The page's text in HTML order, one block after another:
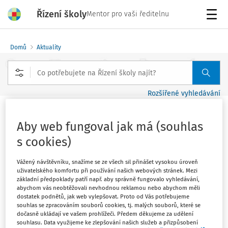
Řízení školyMentor pro vaši ředitelnu
Domů Aktuality
Rozšířené vyhledávání
Družení 2023
Vydáno:
29. 5. 2023
1 minuta čtení
9. a 10. června 2023 se bude konat jubilejní 15. setkání
vychovatelek a vychovatelů školních družin a školních
klubů.
Aby web fungoval jak má (souhlas
s cookies)
Vážený návštěvníku, snažíme se ze všech sil přinášet vysokou úroveň
uživatelského komfortu při používání našich webových stránek. Mezi
základní předpoklady patří např. aby správně fungovalo vyhledávání,
abychom vás neobtěžovali nevhodnou reklamou nebo abychom měli
dostatek podnětů, jak web vylepšovat. Proto od Vás potřebujeme
souhlas se zpracováním souborů cookies, tj. malých souborů, které se
dočasně ukládají ve vašem prohlížeči. Předem děkujeme za udělení
souhlasu. Data využijeme ke zlepšování našich služeb a přizpůsobení